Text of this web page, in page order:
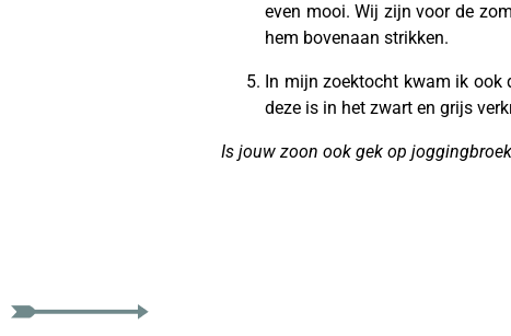
even mooi. Wij zijn voor de
hem bovenaan strikken.
In mijn zoektocht kwam ik ook
deze is in het zwart en grijs
Is jouw zoon ook gek op